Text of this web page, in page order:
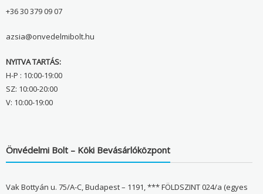
+36 30 379 09 07
azsia@onvedelmibolt.hu
NYITVA TARTÁS:
H-P : 10:00-19:00
SZ: 10:00-20:00
V: 10:00-19:00
Önvédelmi Bolt – Köki Bevásárlóközpont
Vak Bottyán u. 75/A-C, Budapest – 1191, *** FÖLDSZINT 024/a (egyes